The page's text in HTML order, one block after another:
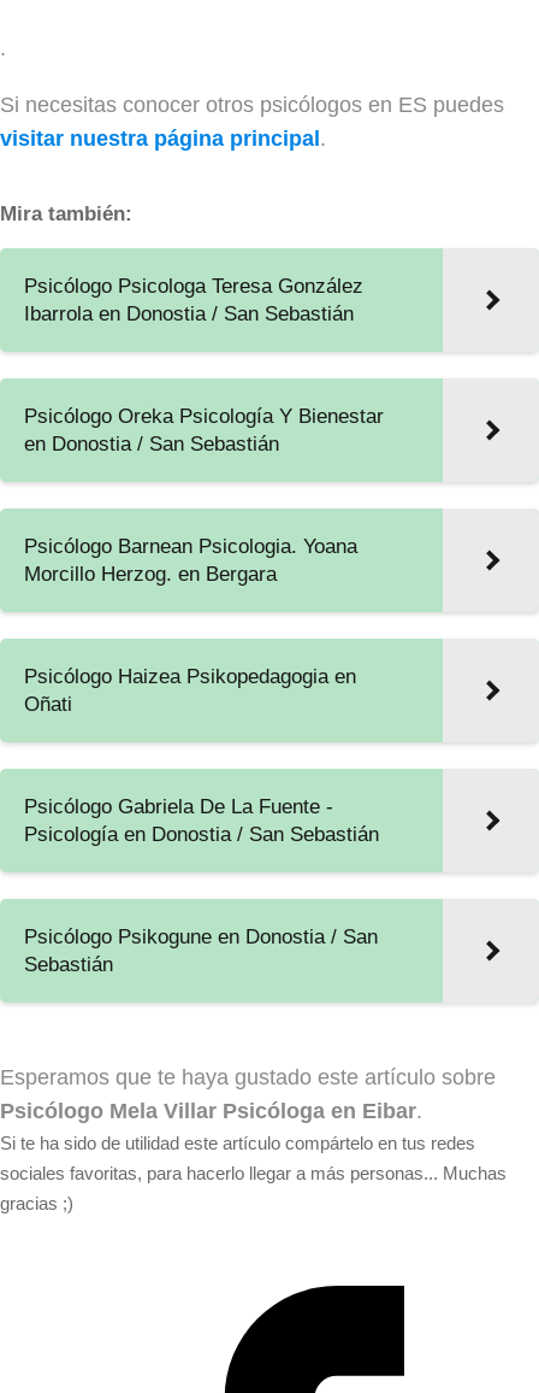
.
Si necesitas conocer otros psicólogos en ES puedes
visitar nuestra página principal.
Mira también:
Psicólogo Psicologa Teresa González
Ibarrola en Donostia / San Sebastián
Psicólogo Oreka Psicología Y Bienestar
en Donostia / San Sebastián
Psicólogo Barnean Psicologia. Yoana
Morcillo Herzog. en Bergara
Psicólogo Haizea Psikopedagogia en
Oñati
Psicólogo Gabriela De La Fuente -
Psicología en Donostia / San Sebastián
Psicólogo Psikogune en Donostia / San
Sebastián
Esperamos que te haya gustado este artículo sobre
Psicólogo Mela Villar Psicóloga en Eibar.
Si te ha sido de utilidad este artículo compártelo en tus redes
sociales favoritas, para hacerlo llegar a más personas... Muchas
gracias ;)